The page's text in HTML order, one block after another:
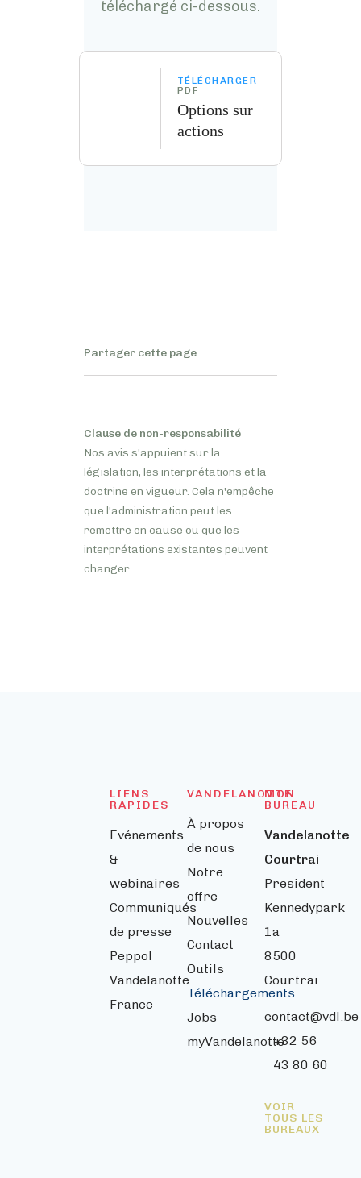
téléchargé ci-dessous.
TÉLÉCHARGER
PDF
Options sur
actions
Partager cette page
Clause de non-responsabilité
Nos avis s'appuient sur la
législation, les interprétations et la
doctrine en vigueur. Cela n'empêche
que l'administration peut les
remettre en cause ou que les
interprétations existantes peuvent
changer.
LIENS
RAPIDES
Evénements
&
webinaires
Communiqués
de presse
Peppol
Vandelanotte
France
VANDELANOTTE
À propos
de nous
Notre
offre
Nouvelles
Contact
Outils
Téléchargements
Jobs
myVandelanotte
MON
BUREAU
Vandelanotte
Courtrai
President
Kennedypark
1a
8500
Courtrai
contact@vdl.be
+32 56
43 80 60
VOIR
TOUS LES
BUREAUX